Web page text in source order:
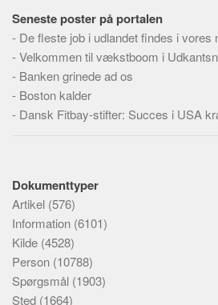
Seneste poster på portalen
- De fleste job i udlandet findes i vores
-Velkommen til vækstboom i
- Banken grinede ad os
- Boston kalder
- Dansk Fitbay-stifter: Succes i USA
Dokumenttyper
Artikel (576)
Information (6101)
Kilde (4528)
Person (10788)
Spørgsmål (1903)
Sted (1664)